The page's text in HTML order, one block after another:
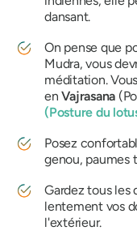
dansant.
On pense que
Mudra, vous
méditation.
enVajrasana
(Posture du
Posez
genou, paumes
Gardez tous les
lentement vos
l'extérieur.